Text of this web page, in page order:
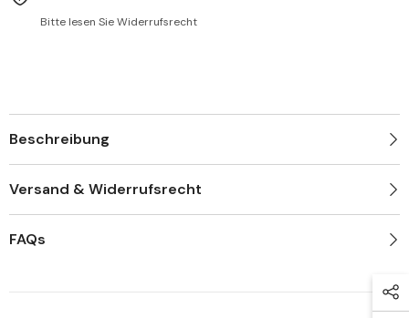
Bitte lesen Sie Widerrufsrecht
Beschreibung
Versand & Widerrufsrecht
FAQs